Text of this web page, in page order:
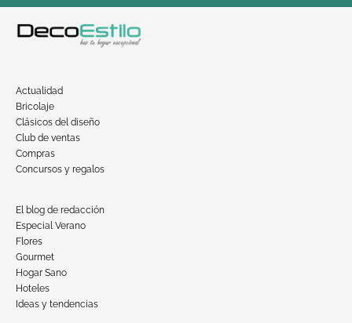
Actualidad
Bricolaje
Clásicos del diseño
Club de ventas
Compras
Concursos y regalos
El blog de redacción
Especial Verano
Flores
Gourmet
Hogar Sano
Hoteles
Ideas y tendencias